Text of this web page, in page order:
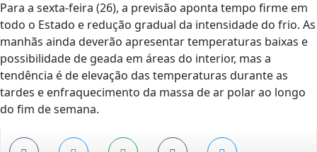
Para a sexta-feira (26), a previsão aponta tempo firme em
todo o Estado e redução gradual da intensidade do frio. As
manhãs ainda deverão apresentar temperaturas baixas e
possibilidade de geada em áreas do interior, mas a
tendência é de elevação das temperaturas durante as
tardes e enfraquecimento da massa de ar polar ao longo
do fim de semana.